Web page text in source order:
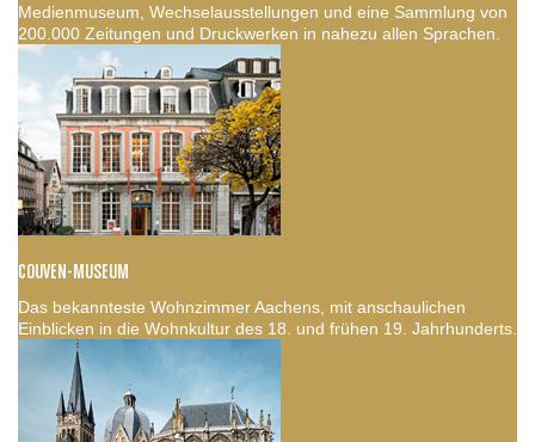
Medienmuseum, Wechselausstellungen und eine Sammlung von
200.000 Zeitungen und Druckwerken in nahezu allen Sprachen.
COUVEN-MUSEUM
Das bekannteste Wohnzimmer Aachens, mit anschaulichen
Einblicken in die Wohnkultur des 18. und frühen 19. Jahrhunderts.